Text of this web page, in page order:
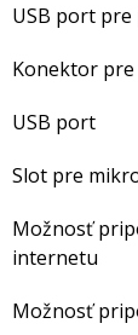
USB port
Konektor
USB port
Slot pre
Možnosť
internetu
Možnosť